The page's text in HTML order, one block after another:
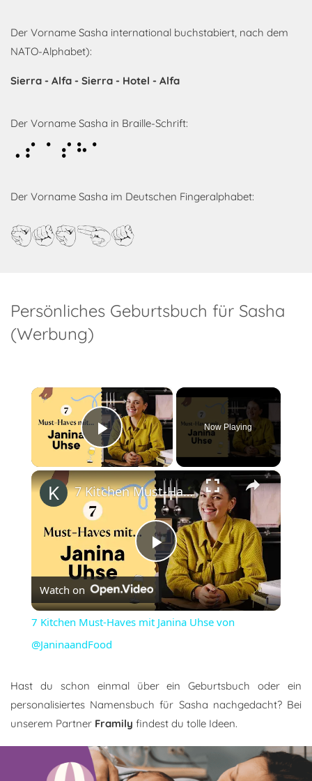
Der Vorname Sasha international buchstabiert, nach dem
NATO-Alphabet):
Sierra - Alfa - Sierra - Hotel - Alfa
Der Vorname Sasha in Braille-Schrift:
Sasha
Der Vorname Sasha im Deutschen Fingeralphabet:
Sasha
Persönliches Geburtsbuch für Sasha
(Werbung)
×
Play Video
Now Playing
×
Play
Video
7 Kitchen Must-Haves mit Janina Uhse von @JaninaandFood
Watch on
7 Kitchen Must-Haves mit Janina Uhse von
@JaninaandFood
Hast du schon einmal über ein Geburtsbuch oder ein
personalisiertes Namensbuch für Sasha nachgedacht? Bei
unserem Partner Framily findest du tolle Ideen.